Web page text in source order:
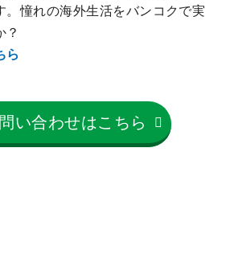
。憧れの海外生活をバンコクで実
？
ら
い合わせはこちら